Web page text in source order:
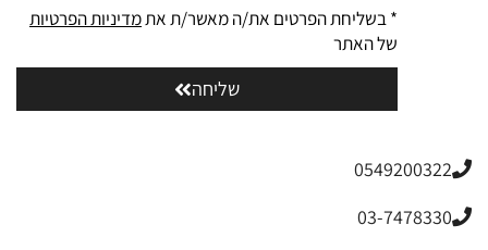
* בשליחת הפרטים את/ה מאשר/ת אתמדיניות הפרטיות
של האתר
שליחה
0549200322
03-7478330